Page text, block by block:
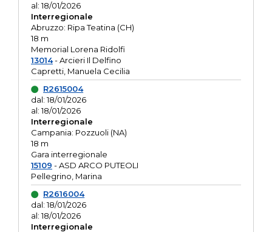
al: 18/01/2026
Interregionale
Abruzzo: Ripa Teatina (CH)
18 m
Memorial Lorena Ridolfi
13014- Arcieri Il Delfino
Capretti, Manuela Cecilia
R2615004
dal: 18/01/2026
al: 18/01/2026
Interregionale
Campania: Pozzuoli (NA)
18 m
Gara interregionale
15109 - ASD ARCO PUTEOLI
Pellegrino, Marina
R2616004
dal: 18/01/2026
al: 18/01/2026
Interregionale